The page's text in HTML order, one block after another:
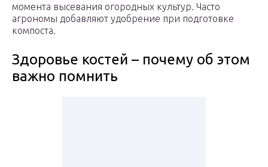
момента высевания огородных культур. Часто
агрономы добавляют удобрение при подготовке
компоста.
Здоровье костей – почему об этом
важно помнить